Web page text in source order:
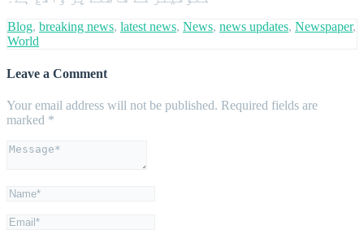
Blog, breaking news, latest news, News, news updates, Newspaper,
World
Leave a Comment
Your email address will not be published. Required fields are
marked *